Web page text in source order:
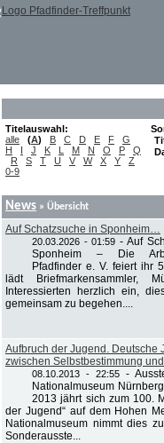
Titelauswahl:
alle
(A) B C D E F
G
H
I J K L M N O P
Q
R
S T U V W X Y
Z
0-9
News » Übersicht
Auf Schatzsuche in Sponheim…
20.03.2026 - 01:59 - Auf
Sponheim – Die
Pfadfinder e. V. feiert ihr
lädt Briefmarkensammler,
Interessierten herzlich ein,
gemeinsam zu begehen....
Aufbruch der Jugend. Deutsche
zwischen Selbstbestimmung
08.10.2013 - 22:55 -
Nationalmuseum
2013 jährt sich zum 100.
der Jugend“ auf dem Hohen
Nationalmuseum nimmt dies
Sonderausste...